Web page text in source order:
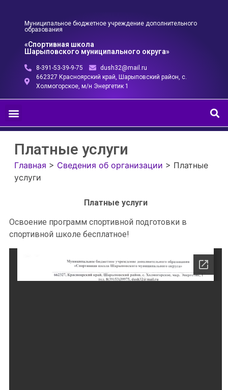
Муниципальное бюджетное учреждение дополнительного
образования
«Спортивная школа
Шарыповского муниципального округа»
8-391-53-39-9-75
dush32@mail.ru
662327 Красноярский край, Шарыповский район, с.
Холмогорское, м/н Энергетик 1
Платные услуги
Главная > Сведения об организации > Платные
услуги
Платные услуги
Освоение программ спортивной подготовки в
спортивной школе бесплатное!